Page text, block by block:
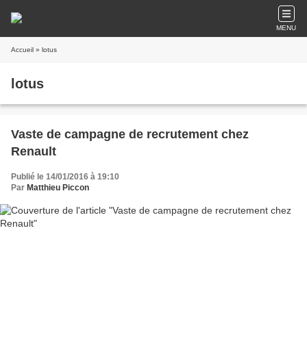
MENU
Accueil » lotus
lotus
Vaste de campagne de recrutement chez
Renault
Publié le 14/01/2016 à 19:10
Par Matthieu Piccon